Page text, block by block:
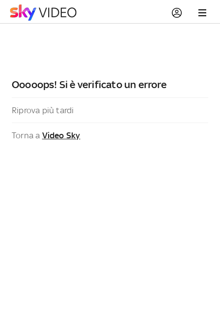
Ooooops! Si è verificato un errore
Riprova più tardi
Torna a Video Sky